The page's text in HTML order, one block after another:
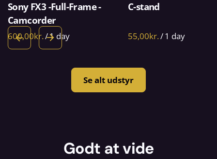
Sony FX3 -Full-Frame -
Camcorder
/
C-stand
/
Se alt udstyr
Godt at vide